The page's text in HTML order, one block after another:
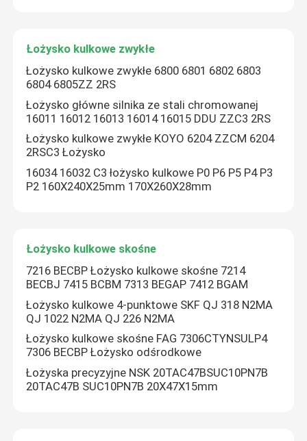
Łożysko kulkowe zwykłe
Łożysko kulkowe zwykłe 6800 6801 6802 6803
6804 6805ZZ 2RS
Łożysko główne silnika ze stali chromowanej
16011 16012 16013 16014 16015 DDU ZZC3 2RS
Łożysko kulkowe zwykłe KOYO 6204 ZZCM 6204
2RSC3 Łożysko
16034 16032 C3 łożysko kulkowe P0 P6 P5 P4 P3
P2 160X240X25mm 170X260X28mm
Łożysko kulkowe skośne
7216 BECBP Łożysko kulkowe skośne 7214
BECBJ 7415 BCBM 7313 BEGAP 7412 BGAM
Łożysko kulkowe 4-punktowe SKF QJ 318 N2MA
QJ 1022 N2MA QJ 226 N2MA
Łożysko kulkowe skośne FAG 7306CTYNSULP4
7306 BECBP Łożysko odśrodkowe
Łożyska precyzyjne NSK 20TAC47BSUC10PN7B
20TAC47B SUC10PN7B 20X47X15mm